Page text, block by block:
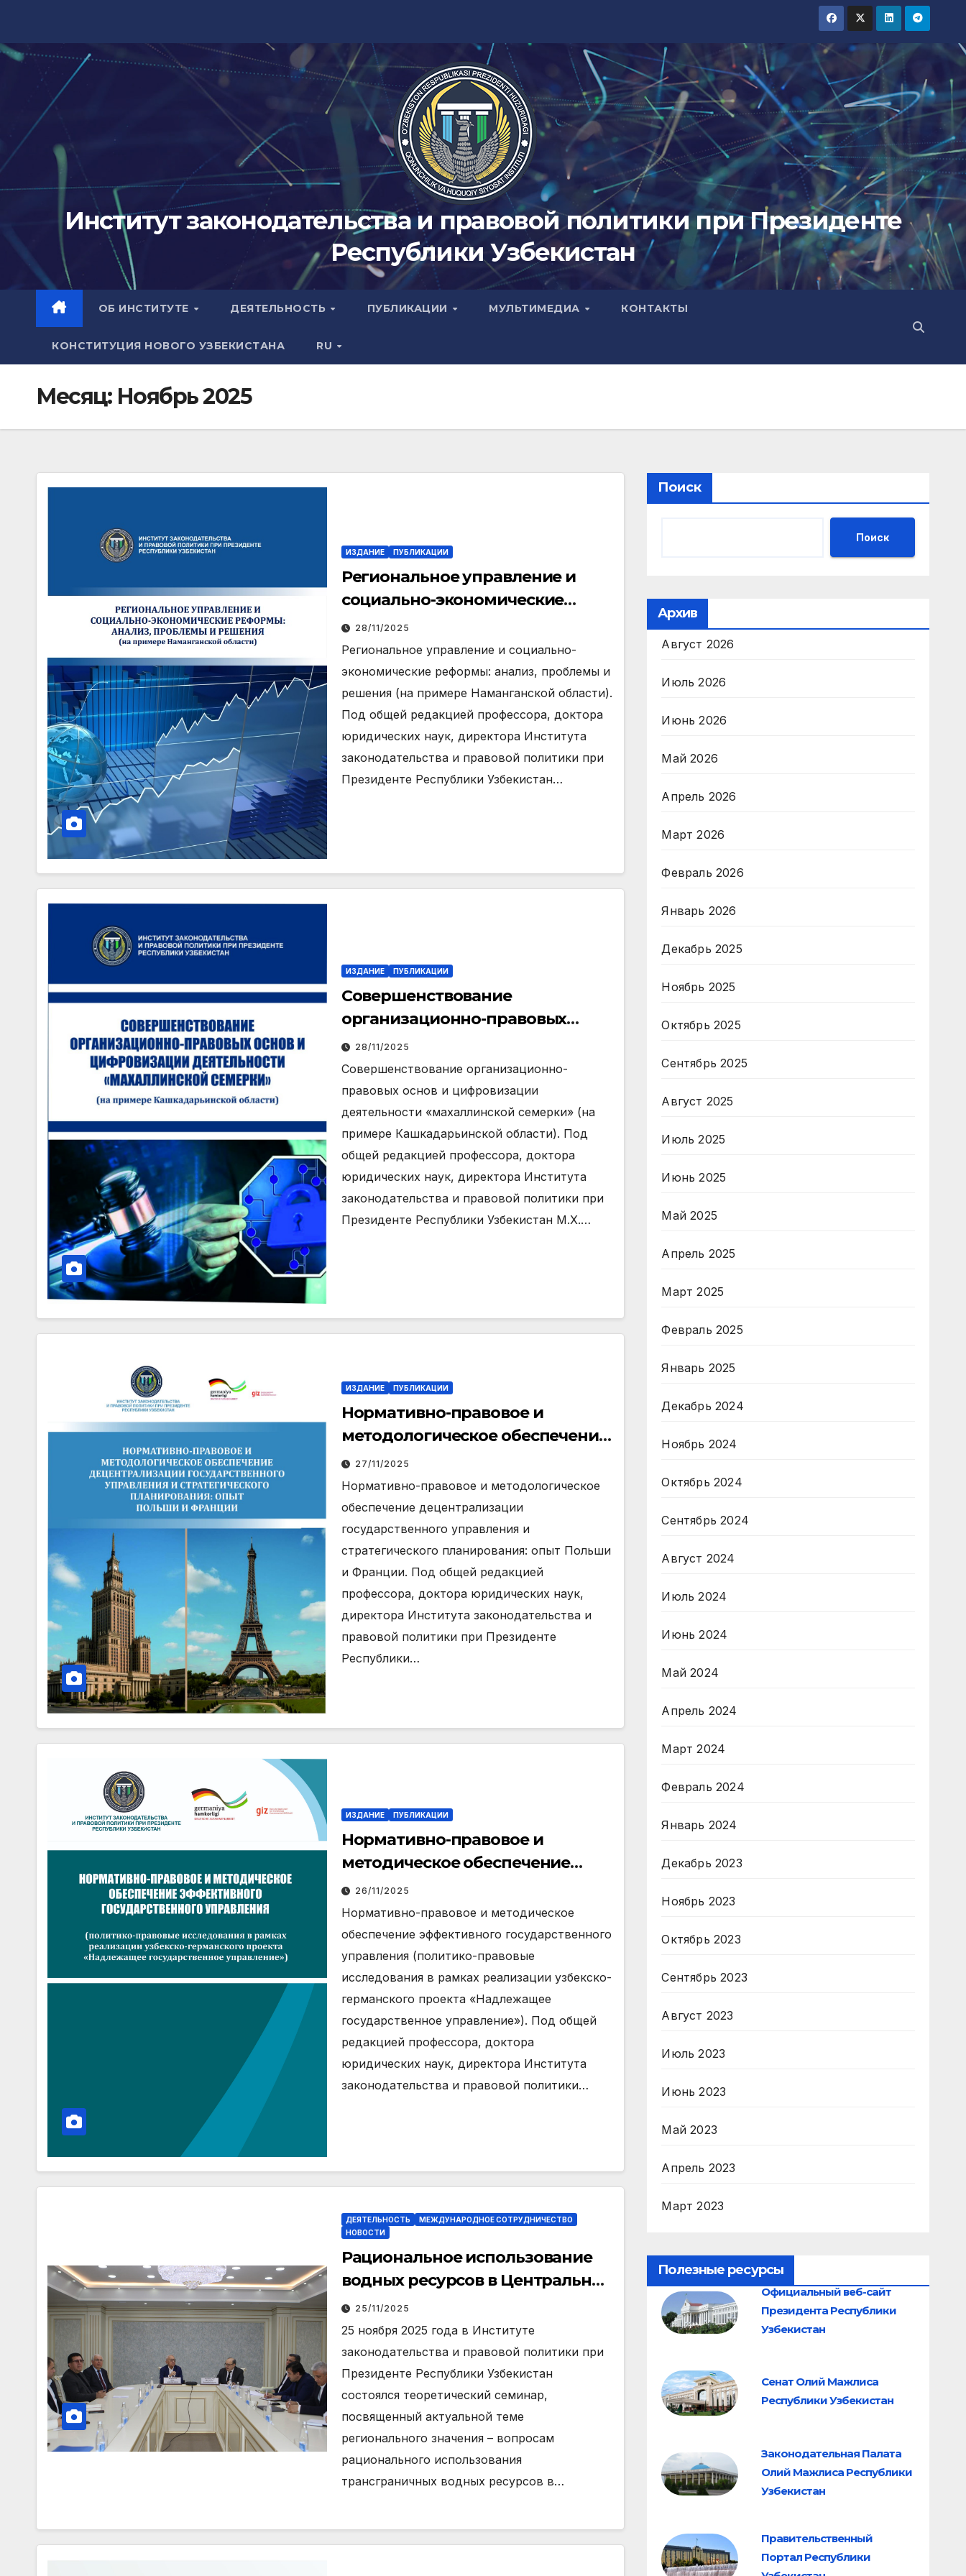
содержимому
Институт законодательства и правовой политики при Президенте
Республики Узбекистан
ОБ ИНСТИТУТЕ ДЕЯТЕЛЬНОСТЬ ПУБЛИКАЦИИ МУЛЬТИМЕДИА КОНТАКТЫ
КОНСТИТУЦИЯ НОВОГО УЗБЕКИСТАНА RU
Месяц: Ноябрь 2025
ИЗДАНИЕ ПУБЛИКАЦИИ
Региональное управление и
социально-экономические
реформы: анализ, проблемы и
решения (на примере
Наманганской области)
28/11/2025
Региональное управление и социально-
экономические реформы: анализ, проблемы и
решения (на примере Наманганской области).
Под общей редакцией профессора, доктора
юридических наук, директора Института
законодательства и правовой политики при
Президенте Республики Узбекистан…
ИЗДАНИЕ ПУБЛИКАЦИИ
Совершенствование
организационно-правовых
основ и цифровизации
деятельности «махаллинской
семерки» (на примере
Кашкадарьинской области)
28/11/2025
Совершенствование организационно-
правовых основ и цифровизации
деятельности «махаллинской семерки» (на
примере Кашкадарьинской области). Под
общей редакцией профессора, доктора
юридических наук, директора Института
законодательства и правовой политики при
Президенте Республики Узбекистан М.Х.…
ИЗДАНИЕ ПУБЛИКАЦИИ
Нормативно-правовое и
методологическое обеспечение
децентрализации
государственного управления и
стратегического планирования:
опыт Польши и Франции
27/11/2025
Нормативно-правовое и методологическое
обеспечение децентрализации
государственного управления и
стратегического планирования: опыт Польши
и Франции. Под общей редакцией
профессора, доктора юридических наук,
директора Института законодательства и
правовой политики при Президенте
Республики…
ИЗДАНИЕ ПУБЛИКАЦИИ
Нормативно-правовое и
методическое обеспечение
эффективного
государственного управления
(политико-правовые
исследования в рамках
реализации узбекско-
германского проекта
«Надлежащее государственное
управление»)
26/11/2025
Нормативно-правовое и методическое
обеспечение эффективного государственного
управления (политико-правовые
исследования в рамках реализации узбекско-
германского проекта «Надлежащее
государственное управление»). Под общей
редакцией профессора, доктора
юридических наук, директора Института
законодательства и правовой политики…
ДЕЯТЕЛЬНОСТЬ
МЕЖДУНАРОДНОЕ СОТРУДНИЧЕСТВО
НОВОСТИ
Рациональное использование
водных ресурсов в Центральной
Азии: перспективы
сотрудничества и развития
25/11/2025
25 ноября 2025 года в Институте
законодательства и правовой политики при
Президенте Республики Узбекистан
состоялся теоретический семинар,
посвященный актуальной теме
регионального значения – вопросам
рационального использования
трансграничных водных ресурсов в…
Поиск
Поиск
Архив
Август 2026
Июль 2026
Июнь 2026
Май 2026
Апрель 2026
Март 2026
Февраль 2026
Январь 2026
Декабрь 2025
Ноябрь 2025
Октябрь 2025
Сентябрь 2025
Август 2025
Июль 2025
Июнь 2025
Май 2025
Апрель 2025
Март 2025
Февраль 2025
Январь 2025
Декабрь 2024
Ноябрь 2024
Октябрь 2024
Сентябрь 2024
Август 2024
Июль 2024
Июнь 2024
Май 2024
Апрель 2024
Март 2024
Февраль 2024
Январь 2024
Декабрь 2023
Ноябрь 2023
Октябрь 2023
Сентябрь 2023
Август 2023
Июль 2023
Июнь 2023
Май 2023
Апрель 2023
Март 2023
Полезные ресурсы
Официальный веб-сайт
Президента Республики
Узбекистан
Сенат Олий Мажлиса
Республики Узбекистан
Законодательная Палата
Олий Мажлиса Республики
Узбекистан
Правительственный
Портал Республики